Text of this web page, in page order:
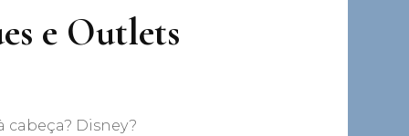
e Outlets
cabeça? Disney?